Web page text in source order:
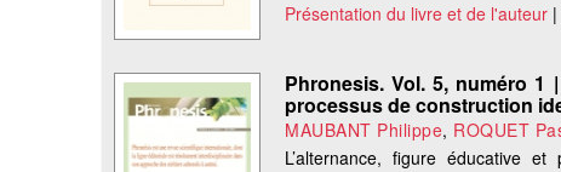
Présentation du livre et de l'auteur
Phronesis. Vol. 5, numéro 1
processus de construction
MAUBANT Philippe, ROQUET
L’alternance, figure éducative